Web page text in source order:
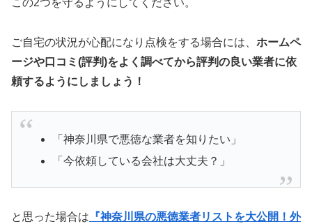
ご自宅の状況が心配になり点検をする場合には、 ホームペ
ージや口コミ(評判)をよく調べてから評判の良い業者に依
頼するようにしましょう！
「神奈川県で悪徳な業者を知りたい」
「今依頼している会社は大丈夫？」
と思った場合は 『神奈川県の悪徳業者リストを大公開！外